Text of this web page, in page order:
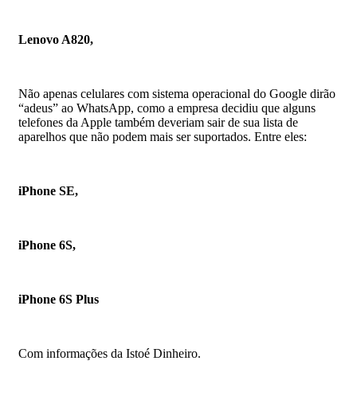
Lenovo A820,
Não apenas celulares com sistema operacional do Google dirão
“adeus” ao WhatsApp, como a empresa decidiu que alguns
telefones da Apple também deveriam sair de sua lista de
aparelhos que não podem mais ser suportados. Entre eles:
iPhone SE,
iPhone 6S,
iPhone 6S Plus
Com informações da Istoé Dinheiro.